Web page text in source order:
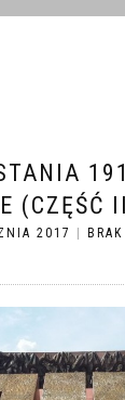
(CZĘŚĆ
2017